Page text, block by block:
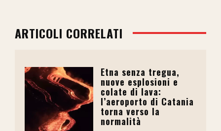
ARTICOLI CORRELATI
Etna senza tregua,
nuove esplosioni e
colate di lava:
l’aeroporto di Catania
torna verso la
normalità